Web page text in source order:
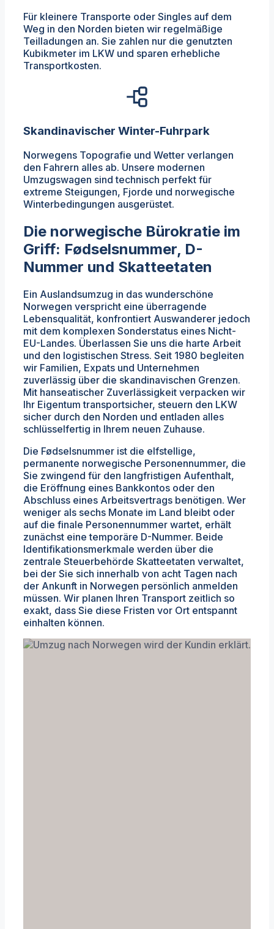
Für kleinere Transporte oder Singles auf dem
Weg in den Norden bieten wir regelmäßige
Teilladungen an. Sie zahlen nur die genutzten
Kubikmeter im LKW und sparen erhebliche
Transportkosten.
Skandinavischer Winter-Fuhrpark
Norwegens Topografie und Wetter verlangen
den Fahrern alles ab. Unsere modernen
Umzugswagen sind technisch perfekt für
extreme Steigungen, Fjorde und norwegische
Winterbedingungen ausgerüstet.
Die norwegische Bürokratie im
Griff: Fødselsnummer, D-
Nummer und Skatteetaten
Ein Auslandsumzug in das wunderschöne
Norwegen verspricht eine überragende
Lebensqualität, konfrontiert Auswanderer jedoch
mit dem komplexen Sonderstatus eines Nicht-
EU-Landes. Überlassen Sie uns die harte Arbeit
und den logistischen Stress. Seit 1980 begleiten
wir Familien, Expats und Unternehmen
zuverlässig über die skandinavischen Grenzen.
Mit hanseatischer Zuverlässigkeit verpacken wir
Ihr Eigentum transportsicher, steuern den LKW
sicher durch den Norden und entladen alles
schlüsselfertig in Ihrem neuen Zuhause.
Die Fødselsnummer ist die elfstellige,
permanente norwegische Personennummer, die
Sie zwingend für den langfristigen Aufenthalt,
die Eröffnung eines Bankkontos oder den
Abschluss eines Arbeitsvertrags benötigen. Wer
weniger als sechs Monate im Land bleibt oder
auf die finale Personennummer wartet, erhält
zunächst eine temporäre D-Nummer. Beide
Identifikationsmerkmale werden über die
zentrale Steuerbehörde Skatteetaten verwaltet,
bei der Sie sich innerhalb von acht Tagen nach
der Ankunft in Norwegen persönlich anmelden
müssen. Wir planen Ihren Transport zeitlich so
exakt, dass Sie diese Fristen vor Ort entspannt
einhalten können.